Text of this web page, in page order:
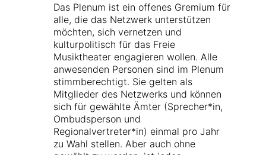
Das Plenum ist ein offenes Gremium für
alle, die das Netzwerk unterstützen
möchten, sich vernetzen und
kulturpolitisch für das Freie
Musiktheater engagieren wollen. Alle
anwesenden Personen sind im Plenum
stimmberechtigt. Sie gelten als
Mitglieder des Netzwerks und können
sich für gewählte Ämter (Sprecher*in,
Ombudsperson und
Regionalvertreter*in) einmal pro Jahr
zu Wahl stellen. Aber auch ohne